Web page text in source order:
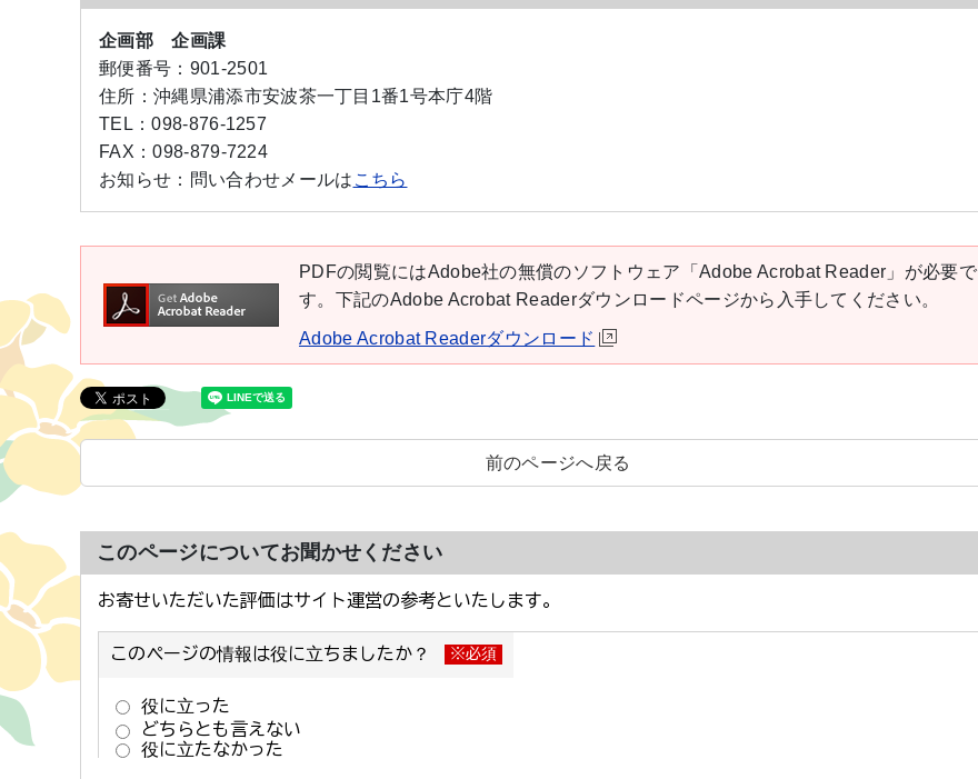
企画部 企画課
郵便番号： 901-2501
住所： 沖縄県浦添市安波茶一丁目1番1号本庁4階
TEL：098-876-1257
FAX：098-879-7224
お知らせ： 問い合わせメールは こちら
PDFの閲覧にはAdobe社の無償のソフトウェア「Adobe Acrobat Reader」が必要で
す。下記のAdobe Acrobat Readerダウンロードページから入手してください。
Adobe Acrobat Readerダウンロード
前のページへ戻る
このページについてお聞かせください